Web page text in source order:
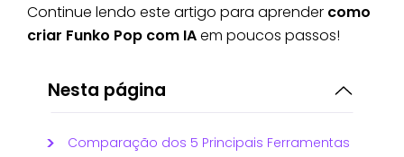
Continue lendo este artigo para aprender como
criar Funko Pop com IAem poucos passos!
Nesta página
Comparação dos 5 Principais Ferramentas